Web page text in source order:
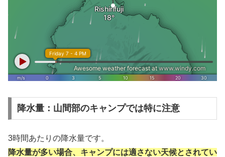
降水量：山間部のキャンプでは特に注意
3時間あたりの降水量です。
降水量が多い場合、キャンプには適さない天候とされてい